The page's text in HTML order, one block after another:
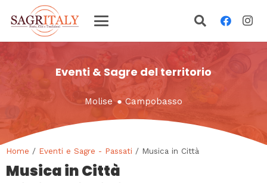
Eventi & Sagre del territorio
Molise ●Campobasso
Home / Eventi e Sagre - Passati / Musica in Città
Musica in Città